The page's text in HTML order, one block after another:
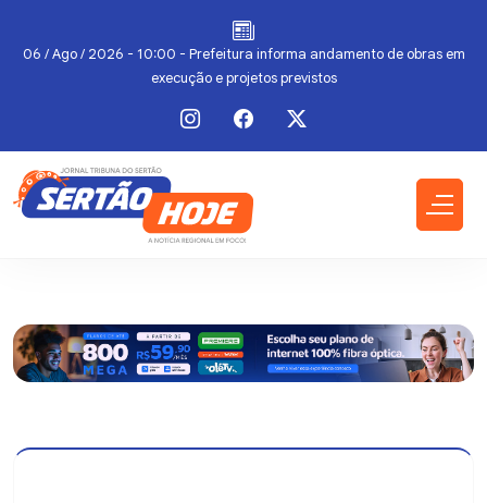
06 / Ago / 2026 - 10:00 - Prefeitura informa andamento de obras em
execução e projetos previstos